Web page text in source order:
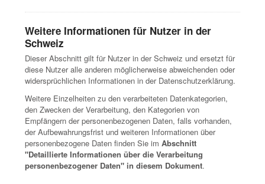
Weitere Informationen für Nutzer in der
Schweiz
Dieser Abschnitt gilt für Nutzer in der Schweiz und ersetzt für
diese Nutzer alle anderen möglicherweise abweichenden oder
widersprüchlichen Informationen in der Datenschutzerklärung.
Weitere Einzelheiten zu den verarbeiteten Datenkategorien,
den Zwecken der Verarbeitung, den Kategorien von
Empfängern der personenbezogenen Daten, falls vorhanden,
der Aufbewahrungsfrist und weiteren Informationen über
personenbezogene Daten finden Sie imAbschnitt
"Detaillierte Informationen über die Verarbeitung
personenbezogener Daten" in diesem Dokument.